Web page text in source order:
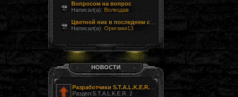
Вопросом на вопрос
Написал(а): Волкодав
Написал(а): Оригами13
НОВОСТИ
Раздел:S.T.A.L.K.E.R. 2